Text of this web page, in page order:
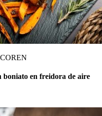
boniato en freidora de aire